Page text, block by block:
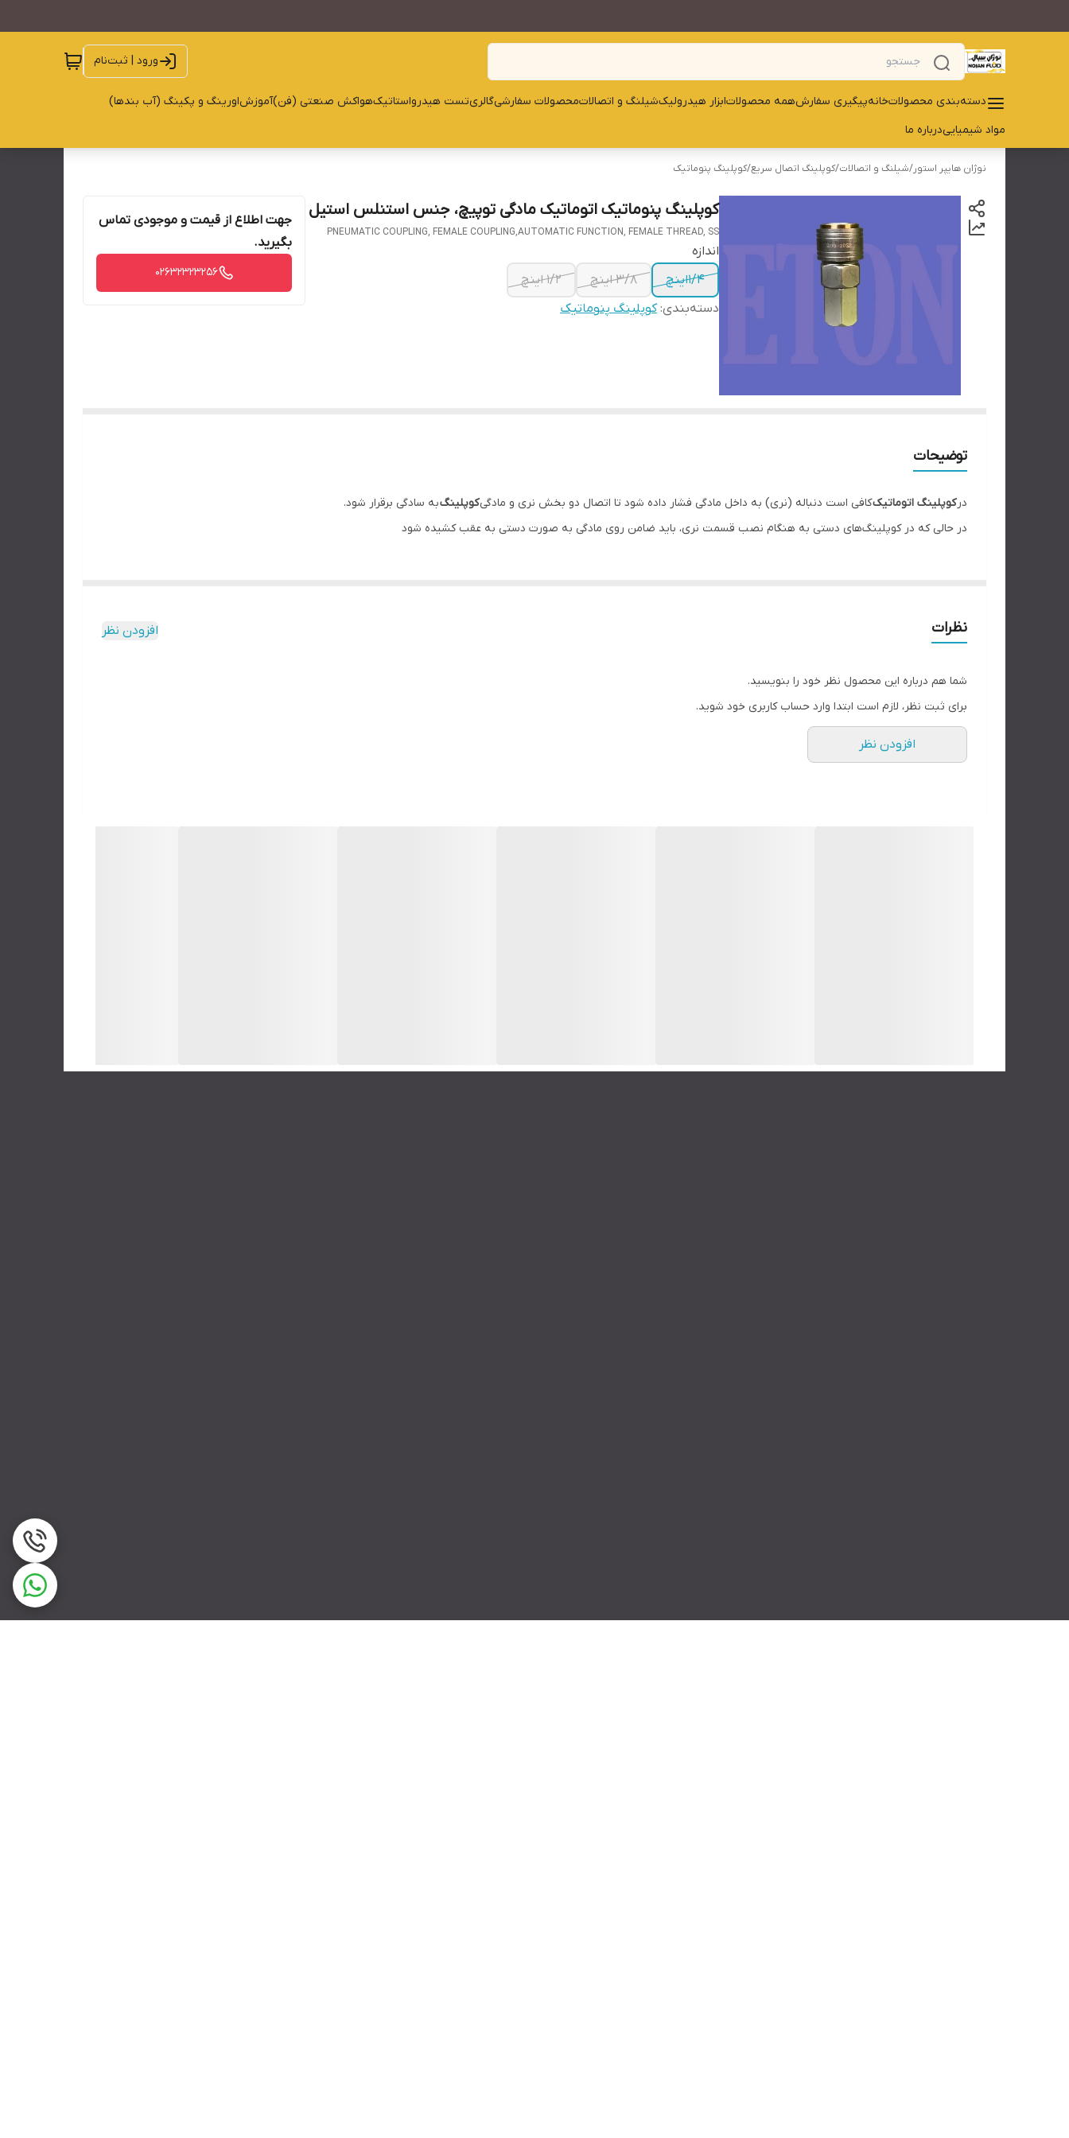
ورود | ثبت‌نام
دسته‌بندی محصولاتخانهپیگیری سفارشهمه محصولاتابزار هیدرولیکشیلنگ و اتصالاتمحصولات سفارشیگالریتست هیدرواستاتیکهواکش صنعتی (فن)آموزشاورینگ و پکینگ (آب بندها)
مواد شیمیاییدرباره ما
نوژان هایپر استور/شیلنگ و اتصالات/کوپلینگ اتصال سریع/کوپلینگ پنوماتیک
کوپلینگ پنوماتیک اتوماتیک مادگی توپیچ، جنس استنلس استیل
PNEUMATIC COUPLING, FEMALE COUPLING,AUTOMATIC FUNCTION, FEMALE THREAD, SS
اندازه
1/4اینچ
3/8 اینچ
1/2 اینچ
دسته‌بندی:کوپلینگ پنوماتیک
جهت اطلاع از قیمت و موجودی تماس
بگیرید.
02632323256
توضیحات
درکوپلینگ اتوماتیککافی است دنباله (نری) به داخل مادگی فشار داده شود تا اتصال دو بخش نری و مادگیکوپلینگبه سادگی برقرار شود.
در حالی که در کوپلینگ‌های دستی به هنگام نصب قسمت نری، باید ضامن روی مادگی به صورت دستی به عقب کشیده شود
نظرات افزودن نظر
شما هم درباره این محصول نظر خود را بنویسید.
برای ثبت نظر، لازم است ابتدا وارد حساب کاربری خود شوید.
افزودن نظر